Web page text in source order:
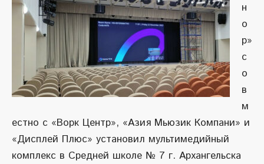
н
о
р»
с
о
в
м
естно с «Ворк Центр», «Азия Мьюзик Компани» и
«Дисплей Плюс» установил мультимедийный
комплекс в Средней школе № 7 г. Архангельска